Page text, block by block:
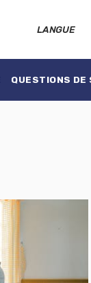
LANGUE
QUESTIONS DE